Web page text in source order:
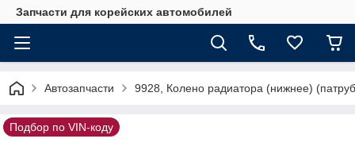
Запчасти для корейских автомобилей
Автозапчасти 9928, Колено радиатора (нижнее)
Подбор по VIN-коду